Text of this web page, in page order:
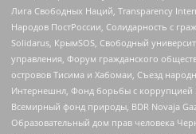
Лига Свободных Наций, Transparеncy
Народов ПостРоссии, Солидарность с
Solidarus, КрымSOS, Свободный
управления, Форум гражданского
островов Тисима и Хабомаи, Съезд
Интернешнл, Фонд борьбы с коррупцией
Всемирный фонд природы, BDR Novaja
Образовательный дом прав человека